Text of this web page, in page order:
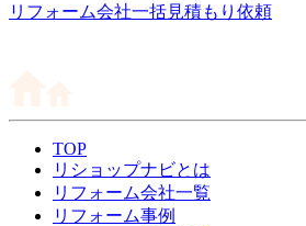
リフォーム会社一括見積もり依頼
TOP
リショップナビとは
リフォーム会社一覧
リフォーム事例